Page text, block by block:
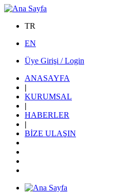
TR
EN
Üye Girişi / Login
ANASAYFA
|
KURUMSAL
|
HABERLER
|
BİZE ULAŞIN